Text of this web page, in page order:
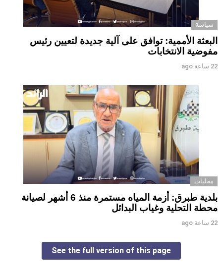
سياسة
البعثة الأممية: توافق على آلية جديدة لتعيين رئيس
مفوضية الانتخابات
22 ساعة ago
محليات
بلدية طبرق: أزمة المياه مستمرة منذ 6 أشهر لصيانة
محطة التحلية وغياب البدائل ‏ ‏
22 ساعة ago
See the full version of this page